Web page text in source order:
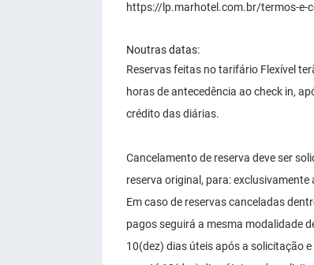
https://lp.marhotel.com.br/termos-e-
Noutras datas:
Reservas feitas no tarifário Flexível
horas de antecedência ao check in,
crédito das diárias.
Cancelamento de reserva deve ser
reserva original, para: exclusivamente
Em caso de reservas canceladas
pagos seguirá a mesma modalidade
10(dez) dias úteis após a solicitação